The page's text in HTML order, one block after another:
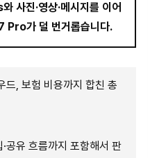
사진·영상·메시지를 이어
Pro가 덜 번거롭습니다.
드, 보험 비용까지 합친 총
공유 흐름까지 포함해서 판